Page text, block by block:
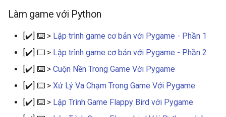
Làm game với Python
[✔️] ⌨️ > Lập trình game cơ bản với Pygame - Phần 1
[✔️] ⌨️ > Lập trình game cơ bản với Pygame - Phần 2
[✔️] ⌨️ > Cuộn Nền Trong Game Với Pygame
[✔️] ⌨️ > Xử Lý Va Chạm Trong Game Với Pygame
[✔️] ⌨️ > Lập Trình Game Flappy Bird với Pygame